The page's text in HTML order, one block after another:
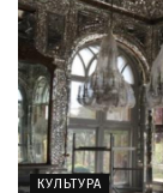
КУЛЬТУРА